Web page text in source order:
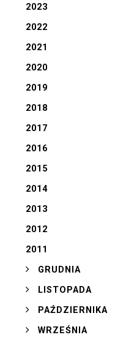
2023
2022
2021
2020
2019
2018
2017
2016
2015
2014
2013
2012
2011
►GRUDNIA
►LISTOPADA
►PAŹDZIERNIKA
►WRZEŚNIA